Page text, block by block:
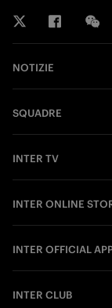
NOTIZIE
SQUADRE
INTER TV
INTER ONLINE
INTER OFFICIAL
INTER CLUB